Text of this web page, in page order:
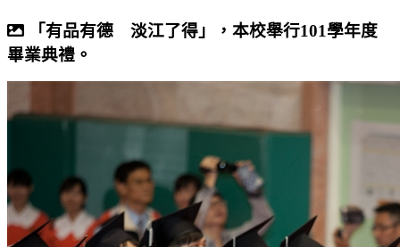
「有品有德 淡江了得」，本校舉行101學年度
畢業典禮。